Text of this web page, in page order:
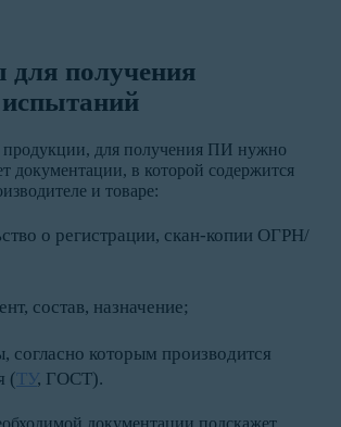
для получения
для получения ПИ нужно
документации, в которой содержится
и товаре:
о регистрации, скан-копии ОГРН/
состав, назначение;
согласно которым производится
(ТУ, ГОСТ).
документации подскажет